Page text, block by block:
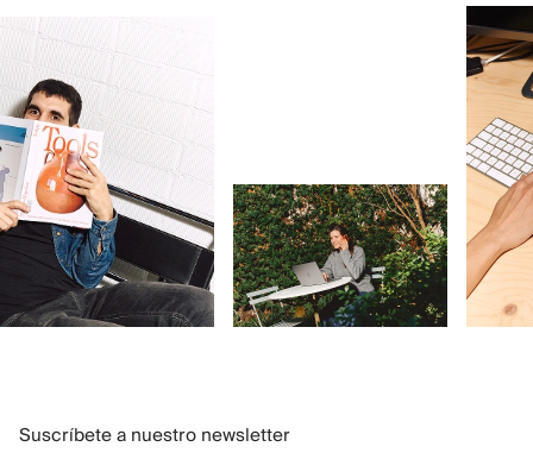
Suscríbete a nuestro newsletter